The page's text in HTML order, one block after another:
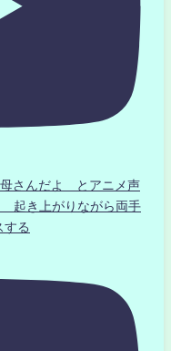
さんだよ とアニメ声
起き上がりながら両手
る